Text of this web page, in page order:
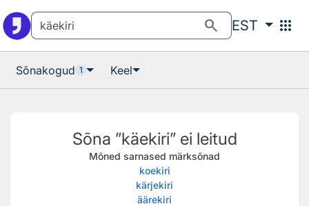
search EST apps
Sõnakogud 1 Keel
Sõna ”käekiri” ei leitud
Mõned sarnased märksõnad
koekiri
kärjekiri
äärekiri